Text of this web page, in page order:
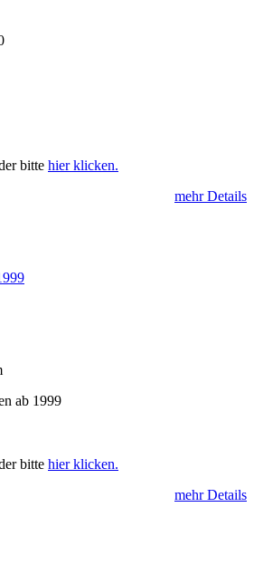
bitte hier klicken.
mehr Details
ab 1999
bitte hier klicken.
mehr Details